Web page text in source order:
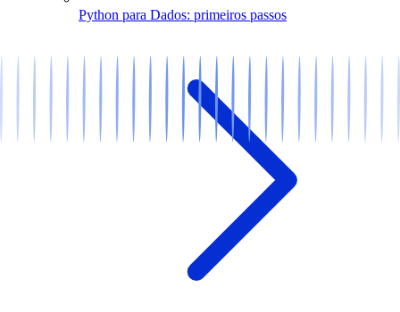
Python para Dados: primeiros passos